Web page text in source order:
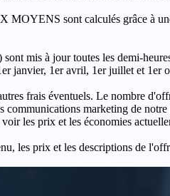
sont calculés grâce à une
mis à jour toutes les demi-
janvier, 1er avril, 1er juillet et 1er
frais éventuels. Le nombre
marketing de
les prix et les économies
les prix et les descriptions de